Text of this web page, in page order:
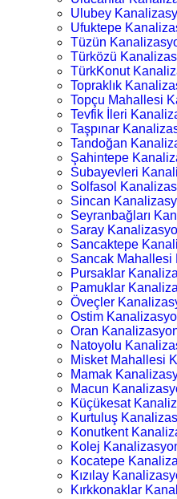
Ulubey
Ufuktepe
Tüzün
Türközü
TürkKonut
Topraklık
Topçu Mahallesi
Tevfik İleri
Taşpınar
Tandoğan
Şahintepe
Subayevleri
Solfasol
Sincan
Seyranbağları
Saray
Sancaktepe
Sancak Mahallesi
Pursaklar
Pamuklar
Öveçler
Ostim
Oran
Natoyolu
Misket Mahallesi
Mamak
Macun
Küçükesat
Kurtuluş
Konutkent
Kolej
Kocatepe
Kızılay
Kırkkonaklar